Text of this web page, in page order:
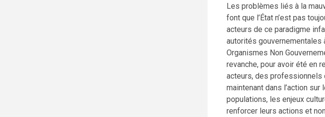
Les problèmes liés à la
font que l’État n’est pas
acteurs de ce paradigme
autorités
Organismes Non
revanche, pour avoir été en
acteurs, des professionnels
maintenant dans l’action
populations, les enjeux
renforcer leurs actions et